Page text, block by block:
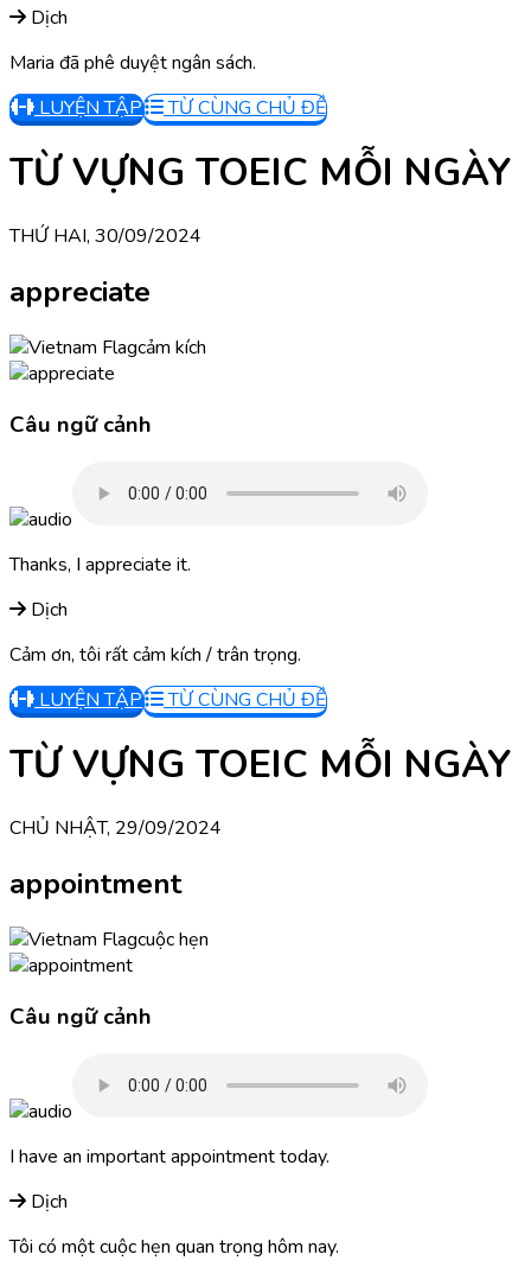
Dịch
Maria đã phê duyệt ngân sách.
LUYỆN TẬP
TỪ CÙNG CHỦ ĐỀ
TỪ VỰNG TOEIC MỖI NGÀY
THỨ HAI, 30/09/2024
appreciate
cảm kích
Câu ngữ cảnh
Thanks, I appreciate it.
Dịch
Cảm ơn, tôi rất cảm kích / trân trọng.
LUYỆN TẬP
TỪ CÙNG CHỦ ĐỀ
TỪ VỰNG TOEIC MỖI NGÀY
CHỦ NHẬT, 29/09/2024
appointment
cuộc hẹn
Câu ngữ cảnh
I have an important appointment today.
Dịch
Tôi có một cuộc hẹn quan trọng hôm nay.